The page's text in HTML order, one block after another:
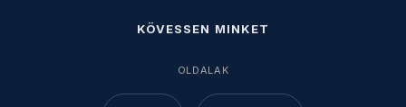
KÖVESSEN MINKET
OLDALAK